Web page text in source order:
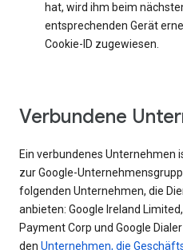
hat, wird ihm beim
entsprechenden Gerät
Cookie-ID zugewiesen.
Verbundene
Ein verbundenes Unternehmen
zur Google-
folgenden Unternehmen, die
anbieten: Google Ireland
Payment Corp und Google
den Unternehmen, die